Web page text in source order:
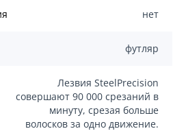
нет
футляр
Лезвия SteelPrecision
совершают 90 000 срезаний в
минуту, срезая больше
волосков за одно движение.